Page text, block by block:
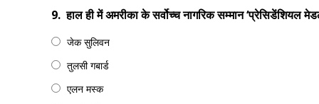
9. हाल ही में अमरीका के सर्वोच्च नागरिक सम्मान ‘प्रेसिडेंशियल
जेक सुलिवन
तुलसी गबार्ड
एलन मस्क